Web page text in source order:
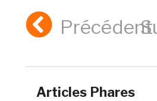
Précédent
Articles Phares